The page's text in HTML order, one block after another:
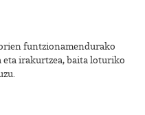
funtzionamendurako
eta irakurtzea, baita loturiko